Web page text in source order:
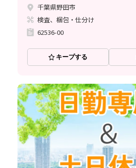
千葉県野田市
検査、梱包・仕分け
62536-00
キープする